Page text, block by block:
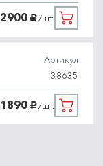
2900 руб./шт.
Артикул
38635
1890 руб./шт.